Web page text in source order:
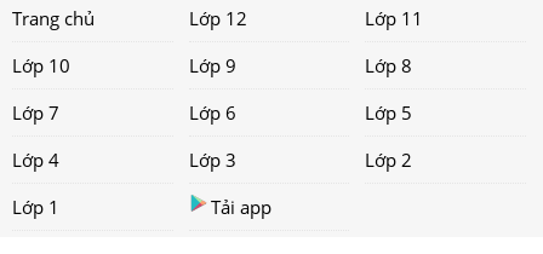
Trang chủ Lớp 12
Lớp 11
Lớp 10
Lớp 9
Lớp 8
Lớp 7
Lớp 6
Lớp 5
Lớp 4
Lớp 3
Lớp 2
Lớp 1
Tải app